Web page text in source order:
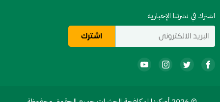
اشترك في نشرتنا الإخبارية